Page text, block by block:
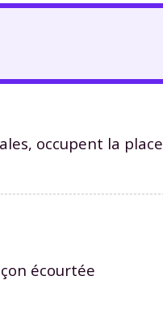
occupent la place
écourtée